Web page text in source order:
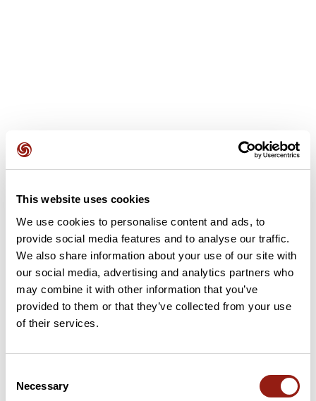
This website uses cookies
We use cookies to personalise content and ads, to
provide social media features and to analyse our traffic.
We also share information about your use of our site with
our social media, advertising and analytics partners who
may combine it with other information that you’ve
provided to them or that they’ve collected from your use
of their services.
Selection
Necessary
Recensioni degli utenti
Questo percorso non contiene ancora alcuna recensione.
L'hai già effettuato? Sii il primo a inviare una recensione!
Aggiungi una recensione
Riepilogo